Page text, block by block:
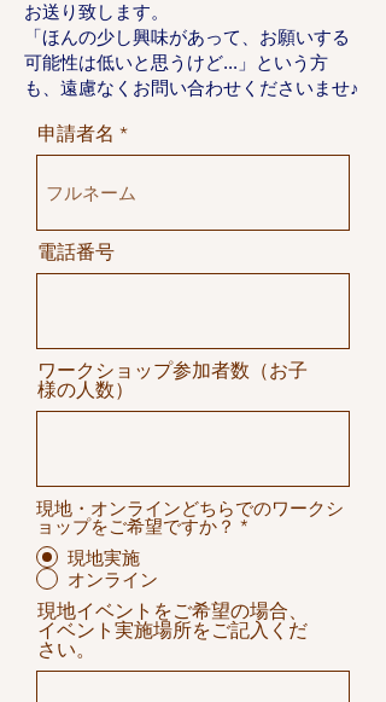
お送り致します。
「ほんの少し興味があって、お願いする
可能性は低いと思うけど...」という方
も、遠慮なくお問い合わせくださいませ♪
申請者名
電話番号
ワークショップ参加者数（お子
様の人数）
現地・オンラインどちらでのワークシ
ョップをご希望ですか？ *
現地実施
オンライン
現地イベントをご希望の場合、
イベント実施場所をご記入くだ
さい。